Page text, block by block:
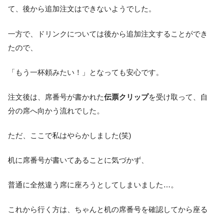
て、後から追加注文はできないようでした。
一方で、ドリンクについては後から追加注文することができ
たので、
「もう一杯頼みたい！」となっても安心です。
注文後は、席番号が書かれた伝票クリップを受け取って、自
分の席へ向かう流れでした。
ただ、ここで私はやらかしました(笑)
机に席番号が書いてあることに気づかず、
普通に全然違う席に座ろうとしてしまいました…。
これから行く方は、ちゃんと机の席番号を確認してから座る